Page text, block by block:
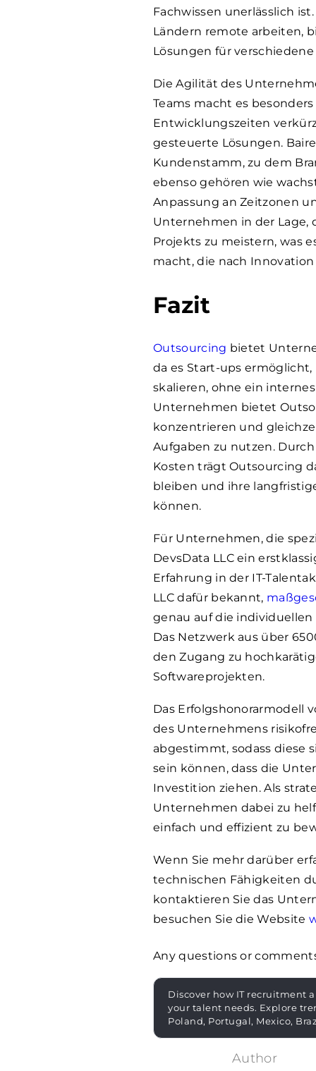
Fachwissen unerlässlich
Ländern remote arbeiten,
Lösungen für
Die Agilität des
Teams macht es
Entwicklungszeiten
gesteuerte Lösungen.
Kundenstamm, zu dem
ebenso gehören wie
Anpassung an Zeitzonen
Unternehmen in der Lage,
Projekts zu meistern, was
macht, die nach
Fazit
Outsourcing bietet
da es Start-ups
skalieren, ohne ein
Unternehmen bietet
konzentrieren und
Aufgaben zu nutzen.
Kosten trägt Outsourcing
bleiben und ihre
können.
Für Unternehmen, die
DevsData LLC ein
Erfahrung in der IT-
LLC dafür bekannt,
genau auf die
Das Netzwerk aus über
den Zugang zu
Softwareprojekten.
Das Erfolgshonorarmodell
des Unternehmens
abgestimmt, sodass diese
sein können, dass die
Investition ziehen. Als
Unternehmen dabei zu
einfach und effizient zu
Wenn Sie mehr darüber
technischen Fähigkeiten
kontaktieren Sie das
besuchen Sie die Website
Any questions or
Discover how IT recruitment
your talent needs. Explore
Poland, Portugal, Mexico,